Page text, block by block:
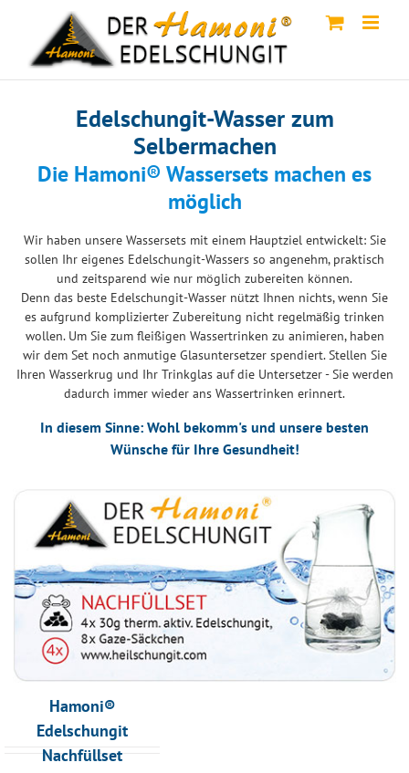
content
Edelschungit-Wasser zum
Selbermachen
Die Hamoni® Wassersets machen es
möglich
Wir haben unsere Wassersets mit einem Hauptziel entwickelt: Sie
sollen Ihr eigenes Edelschungit-Wassers so angenehm, praktisch
und zeitsparend wie nur möglich zubereiten können.
Denn das beste Edelschungit-Wasser nützt Ihnen nichts, wenn Sie
es aufgrund komplizierter Zubereitung nicht regelmäßig trinken
wollen. Um Sie zum fleißigen Wassertrinken zu animieren, haben
wir dem Set noch anmutige Glasuntersetzer spendiert. Stellen Sie
Ihren Wasserkrug und Ihr Trinkglas auf die Untersetzer - Sie werden
dadurch immer wieder ans Wassertrinken erinnert.
In diesem Sinne: Wohl bekomm's und unsere besten
Wünsche für Ihre Gesundheit!
Hamoni®
Edelschungit
Nachfüllset